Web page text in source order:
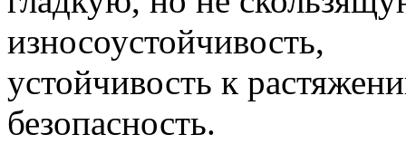
износоустойчивость,
устойчивость к
безопасность.